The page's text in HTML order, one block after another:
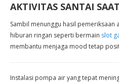
AKTIVITAS SANTAI
Sambil menunggu hasil
hiburan ringan seperti bermain slot
membantu menjaga mood tetap
Instalasi pompa air yang tepat